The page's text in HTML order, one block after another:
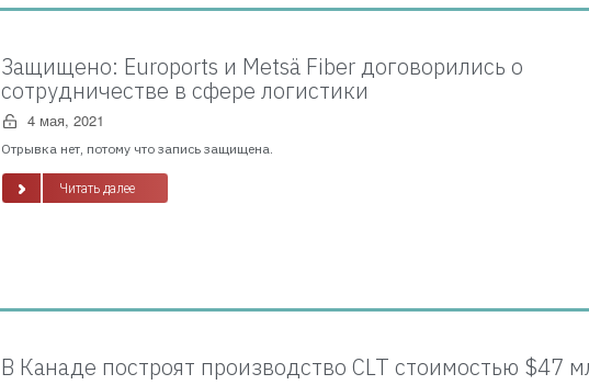
Защищено: Euroports и Metsä Fiber договорились о
сотрудничестве в сфере логистики
4 мая, 2021
Отрывка нет, потому что запись защищена.
Читать далее
В Канаде построят производство CLT стоимостью $47